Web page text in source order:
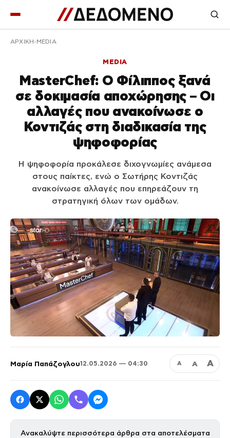
ΑΡΧΙΚΉ MEDIA
MEDIA
MasterChef: Ο Φίλιππος ξανά
σε δοκιμασία αποχώρησης – Οι
αλλαγές που ανακοίνωσε ο
Κοντιζάς στη διαδικασία της
ψηφοφορίας
Η ψηφοφορία προκάλεσε διχογνωμίες ανάμεσα
στους παίκτες, ενώ ο Σωτήρης Κοντιζάς
ανακοίνωσε αλλαγές που επηρεάζουν τη
στρατηγική όλων των ομάδων.
Μαρία Παπάζογλου12.05.2026 — 04:30 Α Α Α
Ανακαλύψτε περισσότερα άρθρα στα αποτελέσματα